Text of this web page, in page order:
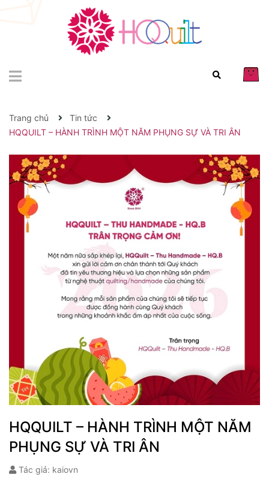
Trang chủ
Tin tức
HQQUILT – HÀNH TRÌNH MỘT NĂM PHỤNG SỰ VÀ TRI ÂN
HQQUILT – HÀNH TRÌNH MỘT NĂM
PHỤNG SỰ VÀ TRI ÂN
Tác giả: kaiovn